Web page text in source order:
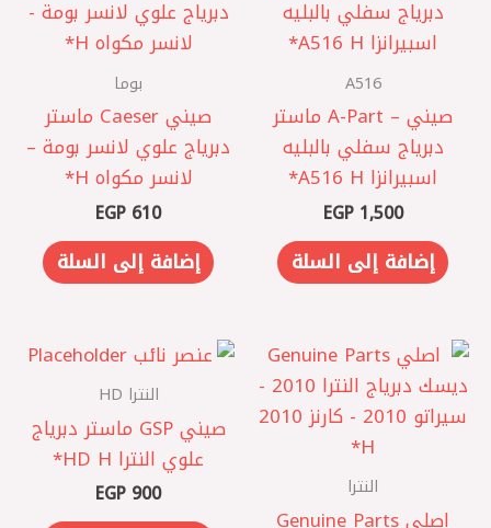
A516
صيني – A-Part ماستر
دبرياج سفلي بالبليه
اسبيرانزا A516 H*
EGP1,500
إضافة إلى السلة
بوما
صيني Caeser ماستر
دبرياج علوي لانسر بومة –
لانسر مكواه H*
EGP 610
إضافة إلى السلة
النترا
اصلي Genuine Parts
النترا HD
صيني GSP ماستر دبرياج
علوي النترا HD H*
EGP 900